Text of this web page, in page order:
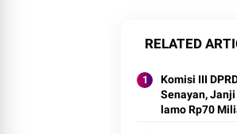
RELATED
Komisi III
Senayan,
lamo Rp70